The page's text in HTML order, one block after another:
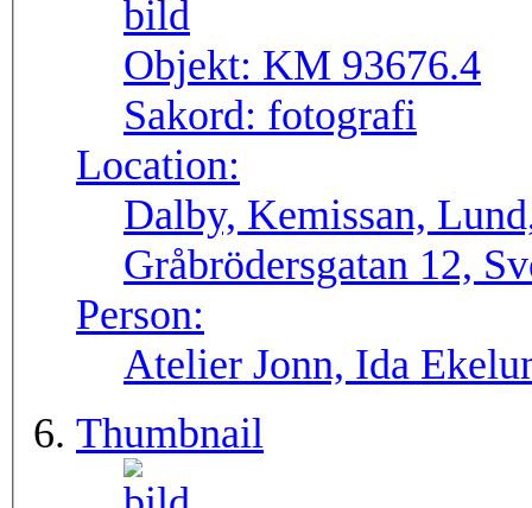
Objekt: KM 93676.4
Sakord: fotografi
Location:
Dalby, Kemissan,
Gråbrödersgatan 12,
Person:
Atelier Jonn, Ida
Thumbnail